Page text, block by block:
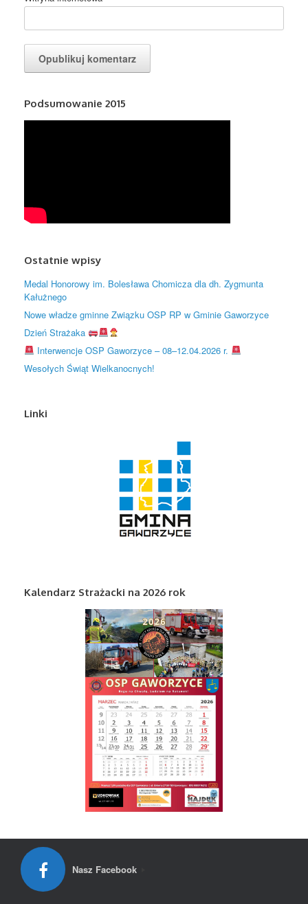
Podsumowanie 2015
Ostatnie wpisy
Medal Honorowy im. Bolesława Chomicza dla dh. Zygmunta
Kałużnego
Nowe władze gminne Związku OSP RP w Gminie Gaworzyce
Dzień Strażaka
Interwencje OSP Gaworzyce – 08–12.04.2026 r.
Wesołych Świąt Wielkanocnych!
Linki
Kalendarz Strażacki na 2026 rok
Nasz Facebook